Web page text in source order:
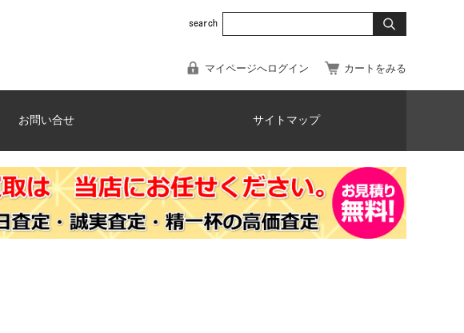
マイページへログイン カートをみる
お問い合せ サイトマップ